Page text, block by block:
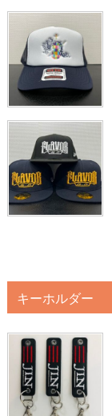
キーホルダー